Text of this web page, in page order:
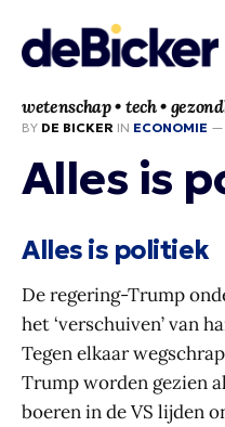
wetenschap • tech •
BY DE BICKER IN ECONOMIE —
Alles is
Alles is politiek
De regering-Trump
het ‘verschuiven’ van
Tegen elkaar
Trump worden gezien
boeren in de VS lijden